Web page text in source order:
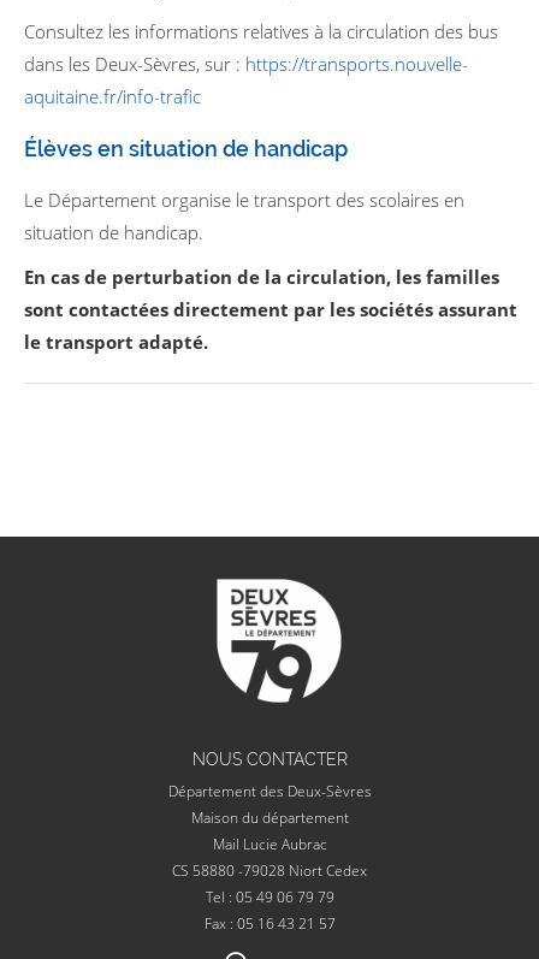
Consultez les informations relatives à la circulation des bus
dans les Deux-Sèvres, sur : https://transports.nouvelle-
aquitaine.fr/info-trafic
Élèves en situation de handicap
Le Département organise le transport des scolaires en
situation de handicap.
En cas de perturbation de la circulation, les familles
sont contactées directement par les sociétés assurant
le transport adapté.
NOUS CONTACTER
Département des Deux-Sèvres
Maison du département
Mail Lucie Aubrac
CS 58880 -79028 Niort Cedex
Tel : 05 49 06 79 79
Fax : 05 16 43 21 57